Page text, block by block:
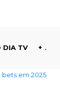
DIA TV +
em 2025
Jundiaí